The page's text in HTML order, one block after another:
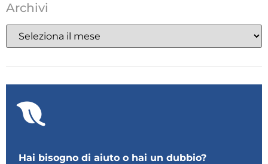
Archivi
Hai bisogno di aiuto o hai un dubbio?